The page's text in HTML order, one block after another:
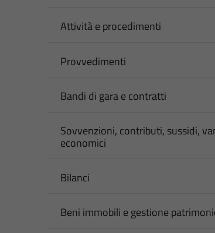
Attività e procedimenti
Provvedimenti
Bandi di gara e contratti
Sovvenzioni, contributi, sussidi,
economici
Bilanci
Beni immobili e gestione